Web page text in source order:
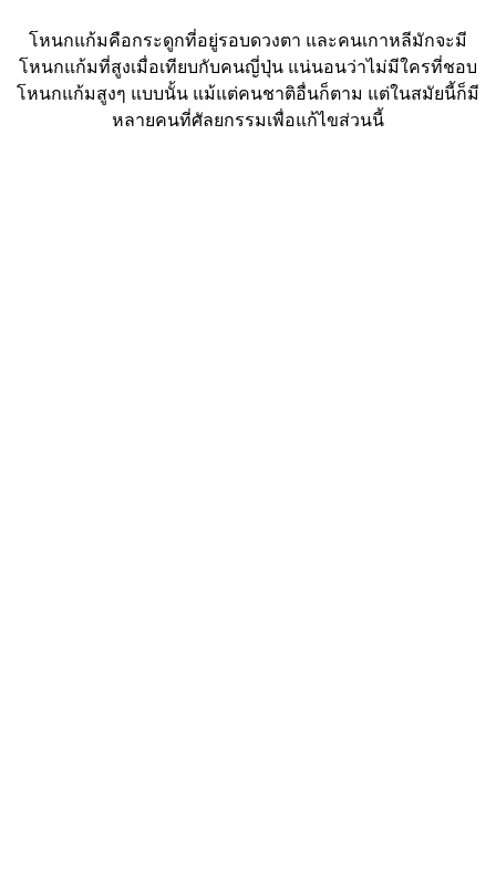
โหนกแก้มคือกระดูกที่อยู่รอบดวงตา และคนเกาหลีมักจะมี
โหนกแก้มที่สูงเมื่อเทียบกับคนญี่ปุ่น แน่นอนว่าไม่มีใครที่ชอบ
โหนกแก้มสูงๆ แบบนั้น แม้แต่คนชาติอื่นก็ตาม แต่ในสมัยนี้ก็มี
หลายคนที่ศัลยกรรมเพื่อแก้ไขส่วนนี้